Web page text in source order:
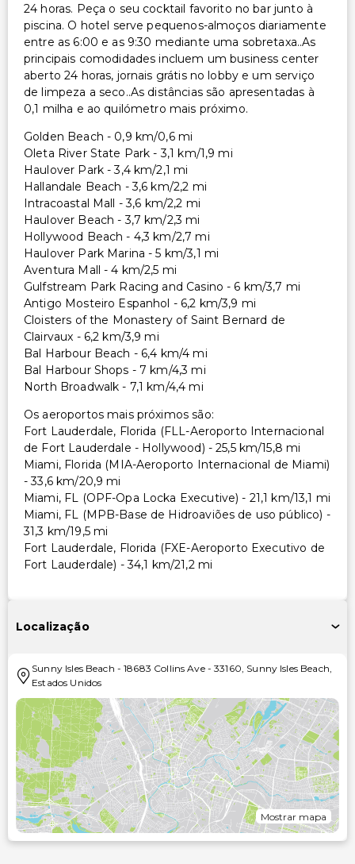
24 horas. Peça o seu cocktail favorito no bar junto à
piscina. O hotel serve pequenos-almoços diariamente
entre as 6:00 e as 9:30 mediante uma sobretaxa..As
principais comodidades incluem um business center
aberto 24 horas, jornais grátis no lobby e um serviço
de limpeza a seco..As distâncias são apresentadas à
0,1 milha e ao quilómetro mais próximo.
Golden Beach - 0,9 km/0,6 mi
Oleta River State Park - 3,1 km/1,9 mi
Haulover Park - 3,4 km/2,1 mi
Hallandale Beach - 3,6 km/2,2 mi
Intracoastal Mall - 3,6 km/2,2 mi
Haulover Beach - 3,7 km/2,3 mi
Hollywood Beach - 4,3 km/2,7 mi
Haulover Park Marina - 5 km/3,1 mi
Aventura Mall - 4 km/2,5 mi
Gulfstream Park Racing and Casino - 6 km/3,7 mi
Antigo Mosteiro Espanhol - 6,2 km/3,9 mi
Cloisters of the Monastery of Saint Bernard de
Clairvaux - 6,2 km/3,9 mi
Bal Harbour Beach - 6,4 km/4 mi
Bal Harbour Shops - 7 km/4,3 mi
North Broadwalk - 7,1 km/4,4 mi
Os aeroportos mais próximos são:
Fort Lauderdale, Florida (FLL-Aeroporto Internacional
de Fort Lauderdale - Hollywood) - 25,5 km/15,8 mi
Miami, Florida (MIA-Aeroporto Internacional de Miami)
- 33,6 km/20,9 mi
Miami, FL (OPF-Opa Locka Executive) - 21,1 km/13,1 mi
Miami, FL (MPB-Base de Hidroaviões de uso público) -
31,3 km/19,5 mi
Fort Lauderdale, Florida (FXE-Aeroporto Executivo de
Fort Lauderdale) - 34,1 km/21,2 mi
Localização
Sunny Isles Beach -18683 Collins Ave-33160 Sunny Isles Beach
Estados Unidos
Mostrar mapa